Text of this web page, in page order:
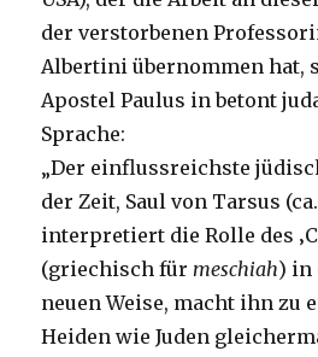
der verstorbenen
Albertini übernommen hat,
Apostel Paulus in betont
Sprache:
„Der einflussreichste
der Zeit, Saul von Tarsus (ca.
interpretiert die Rolle des
(griechisch fürmeschiah) in
neuen Weise, macht ihn zu
Heiden wie Juden